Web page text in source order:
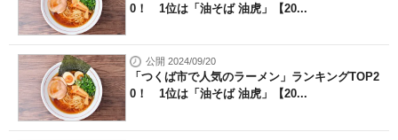
0！ 1位は「油そば 油虎」【20...
公開 2024/09/20
「つくば市で人気のラーメン」ランキングTOP2
0！ 1位は「油そば 油虎」【20...